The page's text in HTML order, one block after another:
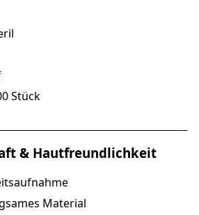
Stück
& Hautfreundlichkeit
Material